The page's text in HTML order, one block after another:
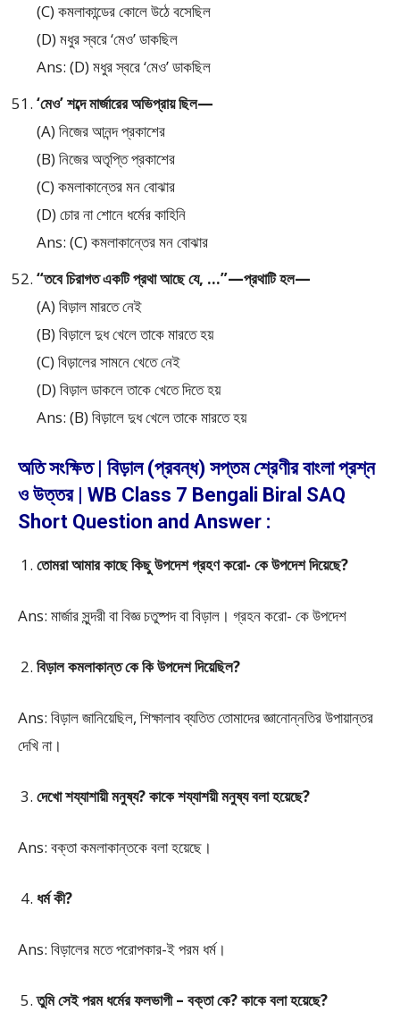
(C) কমলাকান্ডের কোলে উঠে বসেছিল
(D) মধুর স্বরে ‘মেও’ ডাকছিল
Ans: (D) মধুর স্বরে ‘মেও’ ডাকছিল
‘মেও’ শব্দে মার্জারের অভিপ্রায় ছিল—
(A) নিজের আনন্দ প্রকাশের
(B) নিজের অতৃপ্তি প্রকাশের
(C) কমলাকান্তের মন বোঝার
(D) চোর না শোনে ধর্মের কাহিনি
Ans: (C) কমলাকান্তের মন বোঝার
“তবে চিরাগত একটি প্রথা আছে যে, …”—প্রথাটি হল—
(A) বিড়াল মারতে নেই
(B) বিড়ালে দুধ খেলে তাকে মারতে হয়
(C) বিড়ালের সামনে খেতে নেই
(D) বিড়াল ডাকলে তাকে খেতে দিতে হয়
Ans: (B) বিড়ালে দুধ খেলে তাকে মারতে হয়
অতি সংক্ষিত | বিড়াল (প্রবন্ধ) সপ্তম শ্রেণীর বাংলা প্রশ্ন
ও উত্তর | WB Class 7 Bengali Biral SAQ
Short Question and Answer :
তোমরা আমার কাছে কিছু উপদেশ গ্রহণ করো- কে উপদেশ দিয়েছে?
Ans: মার্জার সুন্দরী বা বিজ্ঞ চতুষ্পদ বা বিড়াল। গ্রহন করো- কে উপদেশ
বিড়াল কমলাকান্ত কে কি উপদেশ দিয়েছিল?
Ans: বিড়াল জানিয়েছিল, শিক্ষালাব ব্যতিত তোমাদের জ্ঞানোন্নতির উপায়ান্তর
দেখি না।
দেখো শয্যাশায়ী মনুষ্য? কাকে শয্যাশয়ী মনুষ্য বলা হয়েছে?
Ans: বক্তা কমলাকান্তকে বলা হয়েছে।
ধর্ম কী?
Ans: বিড়ালের মতে পরোপকার-ই পরম ধর্ম।
তুমি সেই পরম ধর্মের ফলভাগী – বক্তা কে? কাকে বলা হয়েছে?